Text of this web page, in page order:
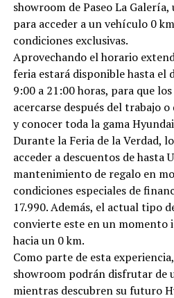
showroom de Paseo La
para acceder a un vehículo 0
condiciones exclusivas.
Aprovechando el horario
feria estará disponible hasta el
9:00 a 21:00 horas, para que
acercarse después del trabajo
y conocer toda la gama
Durante la Feria de la Verdad,
acceder a descuentos de hasta
mantenimiento de regalo en
condiciones especiales de
17.990. Además, el actual tipo
convierte este en un momento
hacia un 0 km.
Como parte de esta
showroom podrán disfrutar de
mientras descubren su futuro